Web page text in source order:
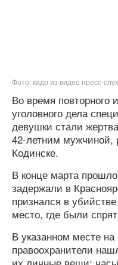
Фото: кадр из видео пресс-
Во время повторного
уголовного дела
девушки стали
42-летним
Кодинске.
В конце марта
задержали в
признался в
место, где были
В указанном месте
правоохранители